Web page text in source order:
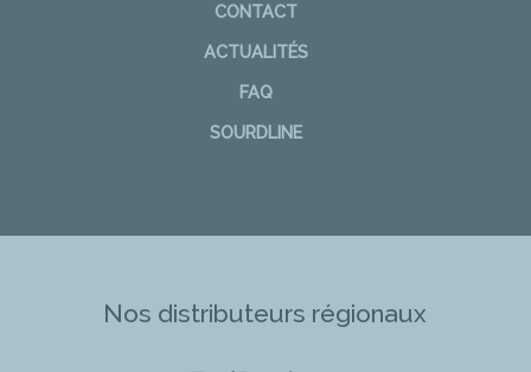
CONTACT
ACTUALITÉS
FAQ
SOURDLINE
Nos distributeurs régionaux